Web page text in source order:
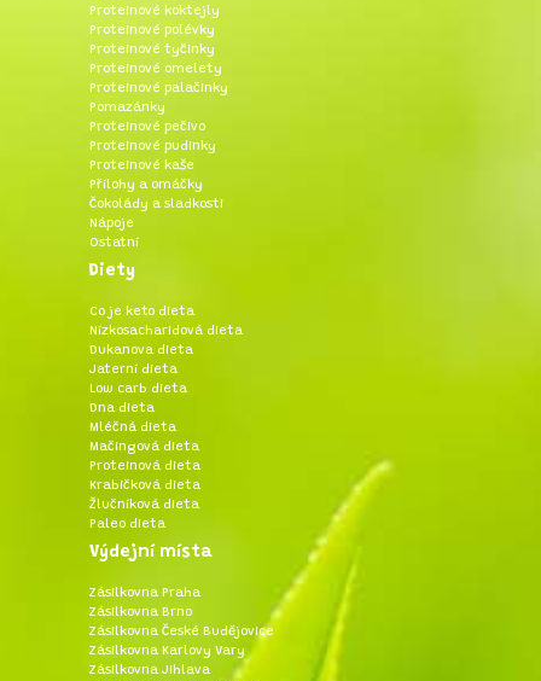
Proteinové koktejly
Proteinové polévky
Proteinové tyčinky
Proteinové omelety
Proteinové palačinky
Pomazánky
Proteinové pečivo
Proteinové pudinky
Proteinové kaše
Přílohy a omáčky
Čokolády a sladkosti
Nápoje
Ostatní
Diety
Co je keto dieta
Nízkosacharidová dieta
Dukanova dieta
Jaterní dieta
Low carb dieta
Dna dieta
Mléčná dieta
Mačingová dieta
Proteinová dieta
Krabičková dieta
Žlučníková dieta
Paleo dieta
Výdejní místa
Zásilkovna Praha
Zásilkovna Brno
Zásilkovna České Budějovice
Zásilkovna Karlovy Vary
Zásilkovna Jihlava